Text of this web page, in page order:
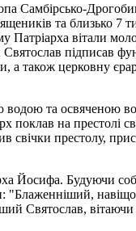
Самбірсько-
та близько 7
вітали
підписав
а також церковну
водою та освяченою
поклав на престолі
свічки престолу,
Йосифа. Будуючи
"Блаженніший,
Святослав,